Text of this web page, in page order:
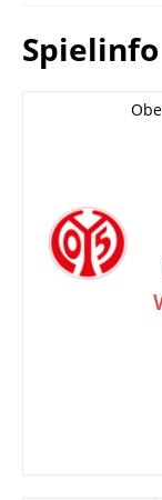
Spielinfo